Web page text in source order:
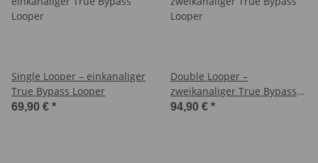
Single Looper – einkanaliger
True Bypass Looper
69,90 € *
Double Looper –
zweikanaliger True Bypass
Looper
94,90 € *